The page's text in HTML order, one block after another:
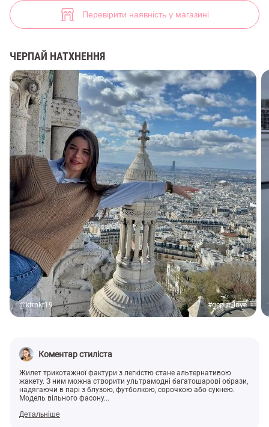
32
Перевірити наявність у магазині
ЧЕРПАЙ НАТХНЕННЯ
@ktrnkr19 #gepur_love
Коментар стиліста
Жилет трикотажної фактури з легкістю стане альтернативою
жакету. З ним можна створити ультрамодні багатошарові образи,
надягаючи в парі з блузою, футболкою, сорочкою або сукнею.
Модель вільного фасону...
Детальніше
В'язаний чорний жилет вільного крою (арт. 37262) ♡ інтернет-